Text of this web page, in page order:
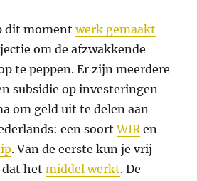
dit momentwerk gemaakt
om de afzwakkende
te peppen. Er zijn meerdere
subsidie op investeringen
om geld uit te delen aan
een soortWIRen
. Van de eerste kun je vrij
dat hetmiddel werkt. De